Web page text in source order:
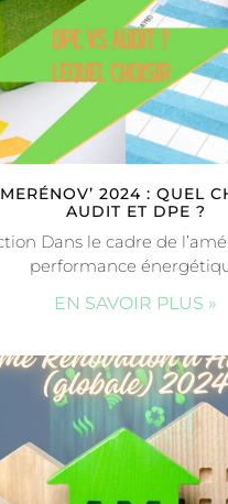
2024 : QUEL
AUDIT ET DPE ?
Dans le cadre de
performance
EN SAVOIR PLUS »